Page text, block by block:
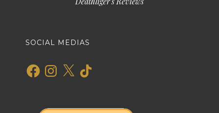
SOCIAL MEDIAS
FacebookInstagram
X TikTok